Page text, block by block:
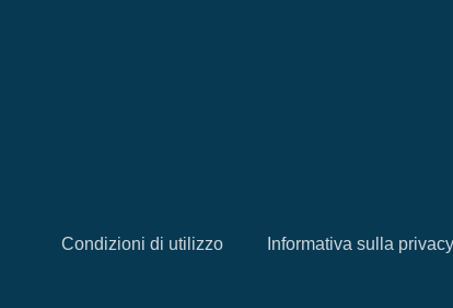
Condizioni di utilizzo Informativa sulla privacy